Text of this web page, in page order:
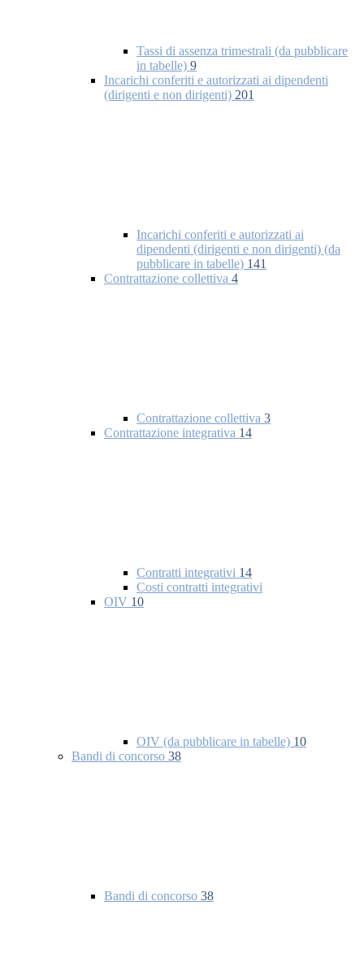
Tassi di assenza trimestrali (da pubblicare
in tabelle) 9
Incarichi conferiti e autorizzati ai dipendenti
(dirigenti e non dirigenti) 201
Incarichi conferiti e autorizzati ai
dipendenti (dirigenti e non dirigenti) (da
pubblicare in tabelle) 141
Contrattazione collettiva 4
Contrattazione collettiva 3
Contrattazione integrativa 14
Contratti integrativi 14
Costi contratti integrativi
OIV 10
OIV (da pubblicare in tabelle) 10
Bandi di concorso 38
Bandi di concorso 38